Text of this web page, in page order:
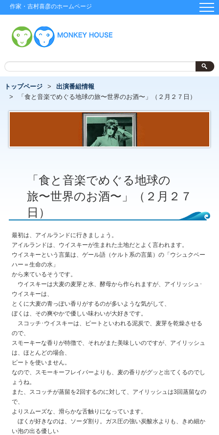
作家・吉村喜彦のホームページ
トップページ
出演番組情報
「食と音楽でめぐる地球の旅〜世界のお酒〜」（２月２７日）
「食と音楽でめぐる地球の
旅〜世界のお酒〜」（２月２７
日）
最初は、アイルランドに行きましょう。
アイルランドは、ウイスキーが生まれた土地だとよく言われます。
ウイスキーという言葉は、ゲール語（ケルト系の言葉）の「ウシュクベー
ハー＝生命の水」
から来ているそうです。
ウイスキーは大麦の麦芽と水、酵母から作られますが、アイリッシュ･
ウイスキーは、
とくに大麦の青っぽい香りがするのが多いような気がして、
ぼくは、その爽やかで優しい味わいが大好きです。
スコッチ･ウイスキーは、ピートといわれる泥炭で、麦芽を乾燥させる
ので、
スモーキーな香りが特徴で、それがまた美味しいのですが、アイリッシュ
は、ほとんどの場合、
ピートを使いません。
なので、スモーキーフレイバーよりも、麦の香りがグッと出てくるのでし
ょうね。
また、スコッチが蒸留を2回するのに対して、アイリッシュは3回蒸留なの
で、
よりスムーズな、滑らかな舌触りになっています。
ぼくが好きなのは、ソーダ割り。ガス圧の強い炭酸水よりも、きめ細か
い泡の出る優しい